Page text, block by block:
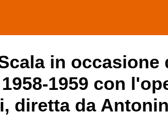
in occasione
1959 con
diretta da